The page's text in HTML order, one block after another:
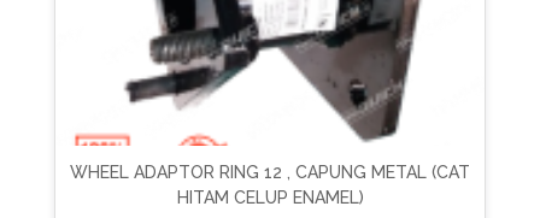
WHEEL ADAPTOR RING 12 , CAPUNG METAL (CAT
HITAM CELUP ENAMEL)